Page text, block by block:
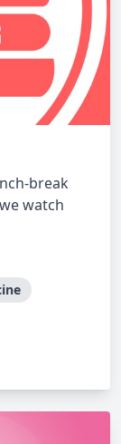
break
watch